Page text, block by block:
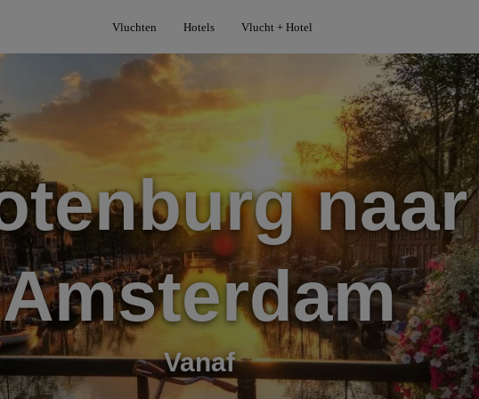
Vluchten Hotels Vlucht + Hotel
naar
Amsterdam
Vanaf